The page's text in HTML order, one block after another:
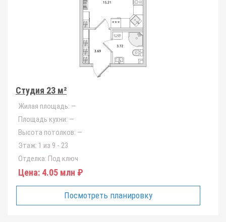
Студия 23 м²
Жилая площадь: —
Площадь кухни: —
Высота потолков: —
Этаж: 1 из 9 - 23
Отделка: Под ключ
Цена: 4.05 млн ₽
Посмотреть планировку